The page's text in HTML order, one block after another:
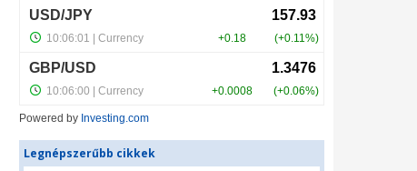
Powered by Investing.com
Legnépszerűbb cikkek